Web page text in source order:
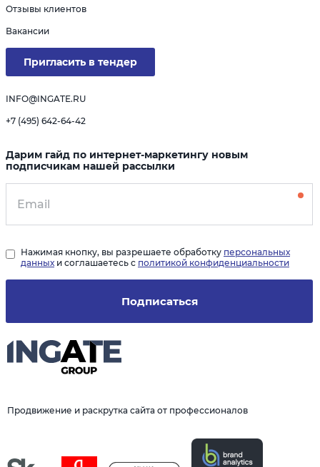
Продвижение и раскрутка сайта от профессионалов
Отзывы клиентов
Вакансии
Пригласить в тендер
INFO@INGATE.RU
+7 (495) 642-64-42
Дарим гайд по интернет-маркетингу новым
подписчикам нашей рассылки
Подписаться
Нажимая кнопку, вы разрешаете обработку персональных
данных и соглашаетесь с политикой конфиденциальности